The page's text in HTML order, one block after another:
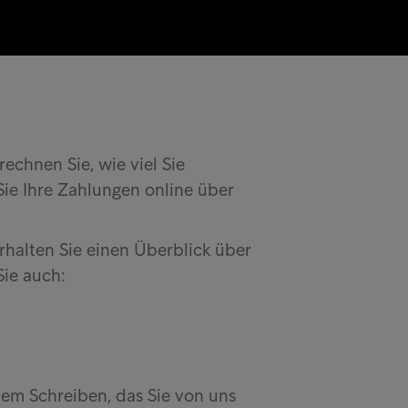
Sie, wie viel Sie
Ihre Zahlungen online über
Sie einen Überblick über
auch:
Schreiben, das Sie von uns